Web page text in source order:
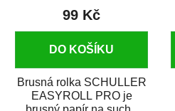
99 Kč
DO KOŠÍKU
Brusná rolka SCHULLER
EASYROLL PRO je